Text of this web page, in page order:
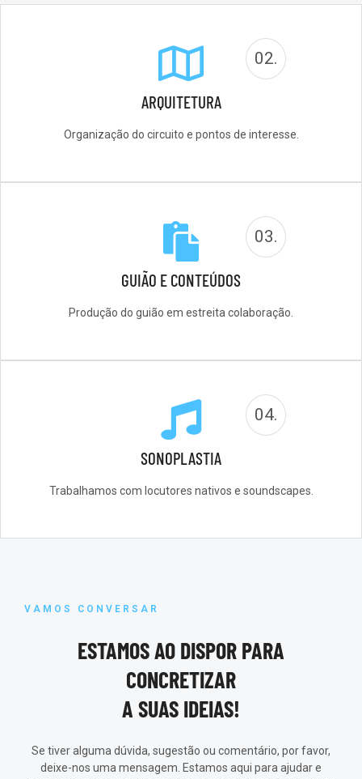
ARQUITETURA
Organização do circuito e pontos de interesse.
02.
GUIÃO E CONTEÚDOS
Produção do guião em estreita colaboração.
03.
SONOPLASTIA
Trabalhamos com locutores nativos e soundscapes.
04.
VAMOS CONVERSAR
ESTAMOS AO DISPOR PARA
CONCRETIZAR
A SUAS IDEIAS!
Se tiver alguma dúvida, sugestão ou comentário, por favor,
deixe-nos uma mensagem. Estamos aqui para ajudar e